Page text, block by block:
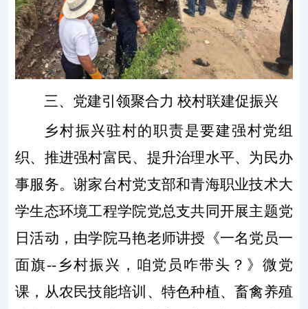
三、党建引领聚合力 校村联建促振兴
乡村振兴驻村的职责是要建强村党组
织、推进强村富民、提升治理水平、为民办
事服务。谢家台村党支部和青海职业技术大
学生态环境工程学院党总支共同开展主题党
日活动，由学院马艳老师讲授《一名党员一
面旗--乡村振兴，咱党员咋带头？》微党
课，从农民技能培训、特色种植、畜禽养殖